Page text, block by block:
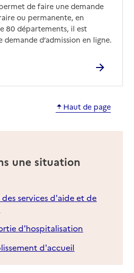
de faire une demande
ou permanente, en
80 départements, il est
d’admission en ligne.
Haut de page
une situation
services d'aide et de
d'hospitalisation
d'accueil